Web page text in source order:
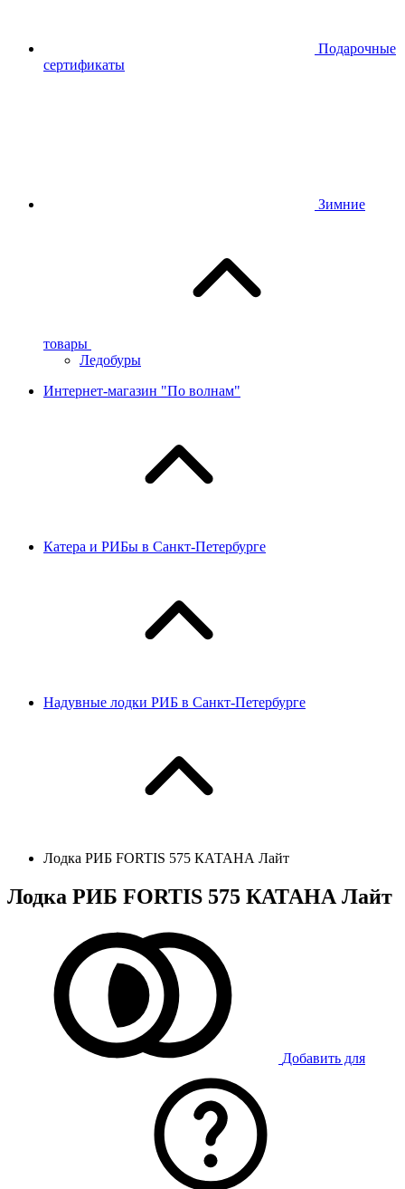
Подарочные
сертификаты
Зимние
товары
Ледобуры
Интернет-магазин "По волнам"
Катера и РИБы в Санкт-Петербурге
Надувные лодки РИБ в Санкт-Петербурге
Лодка РИБ FORTIS 575 КАТАНА Лайт
Лодка РИБ FORTIS 575 КАТАНА Лайт
Добавить для